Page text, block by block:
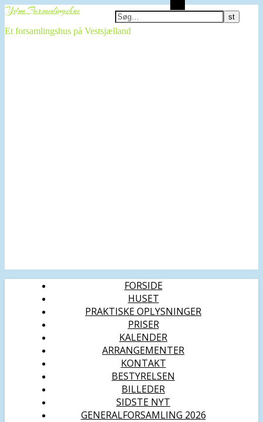
Ydun Forsamlingshus
Et forsamlingshus på Vestsjælland
Søg
FORSIDE
HUSET
PRAKTISKE OPLYSNINGER
PRISER
KALENDER
ARRANGEMENTER
KONTAKT
BESTYRELSEN
BILLEDER
SIDSTE NYT
GENERALFORSAMLING 2026